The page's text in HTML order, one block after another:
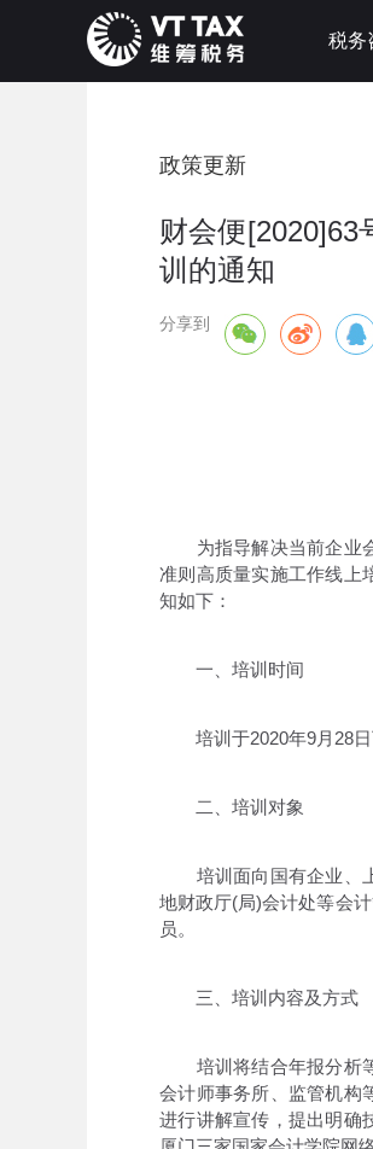
税务
政策更新
财会便[2020]63
训的通知
分享到
为指导解决当前企业会
准则高质量实施工作线上
知如下：
一、培训时间
培训于2020年9月28日
二、培训对象
培训面向国有企业、上
地财政厅(局)会计处等会
员。
三、培训内容及方式
培训将结合年报分析等
会计师事务所、监管机构
进行讲解宣传，提出明确